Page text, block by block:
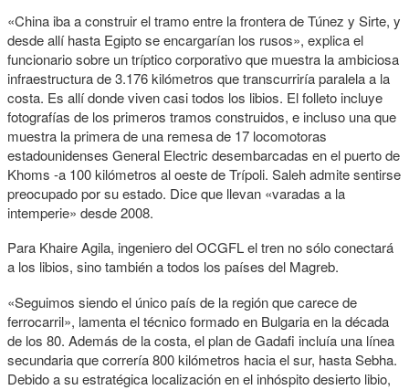
«China iba a construir el tramo entre la frontera de Túnez y Sirte, y
desde allí hasta Egipto se encargarían los rusos», explica el
funcionario sobre un tríptico corporativo que muestra la ambiciosa
infraestructura de 3.176 kilómetros que transcurriría paralela a la
costa. Es allí donde viven casi todos los libios. El folleto incluye
fotografías de los primeros tramos construidos, e incluso una que
muestra la primera de una remesa de 17 locomotoras
estadounidenses General Electric desembarcadas en el puerto de
Khoms -a 100 kilómetros al oeste de Trípoli. Saleh admite sentirse
preocupado por su estado. Dice que llevan «varadas a la
intemperie» desde 2008.
Para Khaire Agila, ingeniero del OCGFL el tren no sólo conectará
a los libios, sino también a todos los países del Magreb.
«Seguimos siendo el único país de la región que carece de
ferrocarril», lamenta el técnico formado en Bulgaria en la década
de los 80. Además de la costa, el plan de Gadafi incluía una línea
secundaria que correría 800 kilómetros hacia el sur, hasta Sebha.
Debido a su estratégica localización en el inhóspito desierto libio,